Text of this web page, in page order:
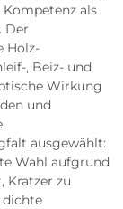
als
Der
Holz-
, Beiz- und
Wirkung
und
ausgewählt:
Wahl aufgrund
Kratzer zu
dichte